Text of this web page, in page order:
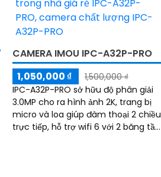
CAMERA IMOU IPC-A32P-PRO
1,050,000 ₫
1,500,000 ₫
IPC-A32P-PRO sở hữu độ phân giải
3.0MP cho ra hình ảnh 2K, trang bị
micro và loa giúp đàm thoại 2 chiều
trực tiếp, hỗ trợ wifi 6 với 2 băng tần